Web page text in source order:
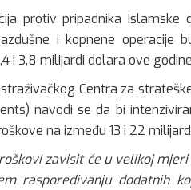
protiv pripadnika
i kopnene operacije
i 3,8 milijardi dolara ove
Centra za
navodi se da bi
na između 13 i 22
zavisit će u velikoj
raspoređivanju dodatnih